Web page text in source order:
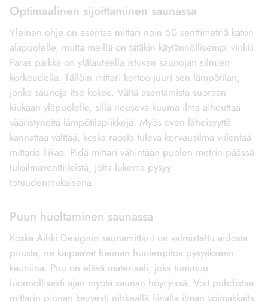
Optimaalinen sijoittaminen saunassa
Yleinen ohje on asentaa mittari noin 50 senttimetriä katon
alapuolelle, mutta meillä on tätäkin käytännöllisempi vinkki.
Paras paikka on ylälauteella istuvan saunojan silmien
korkeudella. Tällöin mittari kertoo juuri sen lämpötilan,
jonka saunoja itse kokee. Vältä asentamista suoraan
kiukaan yläpuolelle, sillä nouseva kuuma ilma aiheuttaa
vääristyneitä lämpötilapiikkejä. Myös oven läheisyyttä
kannattaa välttää, koska raosta tuleva korvausilma viilentää
mittaria liikaa. Pidä mittari vähintään puolen metrin päässä
tuloilmaventtiileistä, jotta lukema pysyy
totuudenmukaisena.
Puun huoltaminen saunassa
Koska Aihki Designin saunamittarit on valmistettu aidosta
puusta, ne kaipaavat hieman huolenpitoa pysyäkseen
kauniina. Puu on elävä materiaali, joka tummuu
luonnollisesti ajan myötä saunan höyryissä. Voit puhdistaa
mittarin pinnan kevyesti nihkeällä liinalla ilman voimakkaita